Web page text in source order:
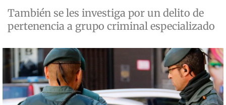
También se les investiga por un delito de
pertenencia a grupo criminal especializado